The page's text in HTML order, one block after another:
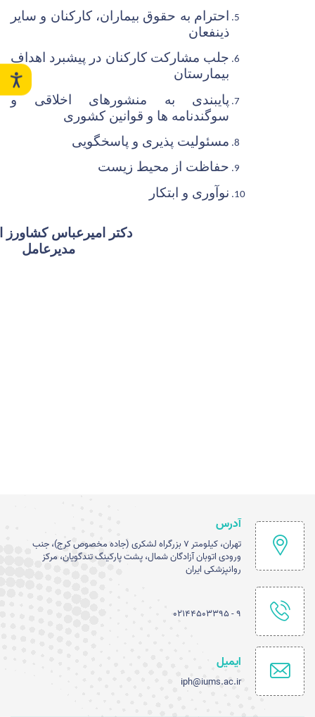
احترام به حقوق بیماران، کارکنان و سایر
ذینفعان
جلب مشارکت کارکنان در پیشبرد اهداف
بیمارستان
پایبندی به منشورهای اخلاقی و
سوگندنامه ها و قوانین کشوری
مسئولیت پذیری و پاسخگویی
حفاظت از محیط زیست
نوآوری و ابتکار
دکتر امیرعباس کشاورز
مدیرعامل
آدرس
تهران، کیلومتر ۷ بزرگراه لشکری (جاده مخصوص کرج)، جنب
ورودی اتوبان آزادگان شمال، پشت پارکینگ تندگویان، مرکز
روانپزشکی ایران
۹ - ۰۲۱۴۴۵۰۳۳۹۵
ایمیل
iph@iums.ac.ir